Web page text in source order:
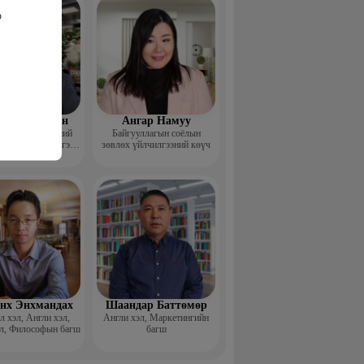
Анужин
япон хэлний
төв" Гүйцэтгэх
Ангар Намуу
Байгууллагын соёлын
зөвлөх үйлчилгээний көүч
Энхмандах
хэл, Англи хэл,
Философын багш
Шаандар Баттөмөр
Англи хэл, Маркетингийн
багш